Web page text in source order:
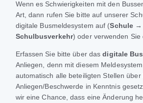
Wenn es Schwierigkeiten mit den
Art, dann rufen Sie bitte auf unserer
digitale Busmeldesystem auf (Schule
Schulbusverkehr) oder verwenden Sie
Erfassen Sie bitte über dasdigitale
Anliegen, denn mit diesem
automatisch alle beteiligten Stellen über
Anliegen/Beschwerde in Kenntnis
wir eine Chance, dass eine Änderung